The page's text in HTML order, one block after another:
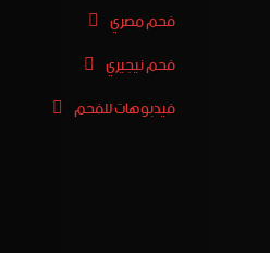
فحم مصري
فحم نيجيري
فيدبوهات للفحم